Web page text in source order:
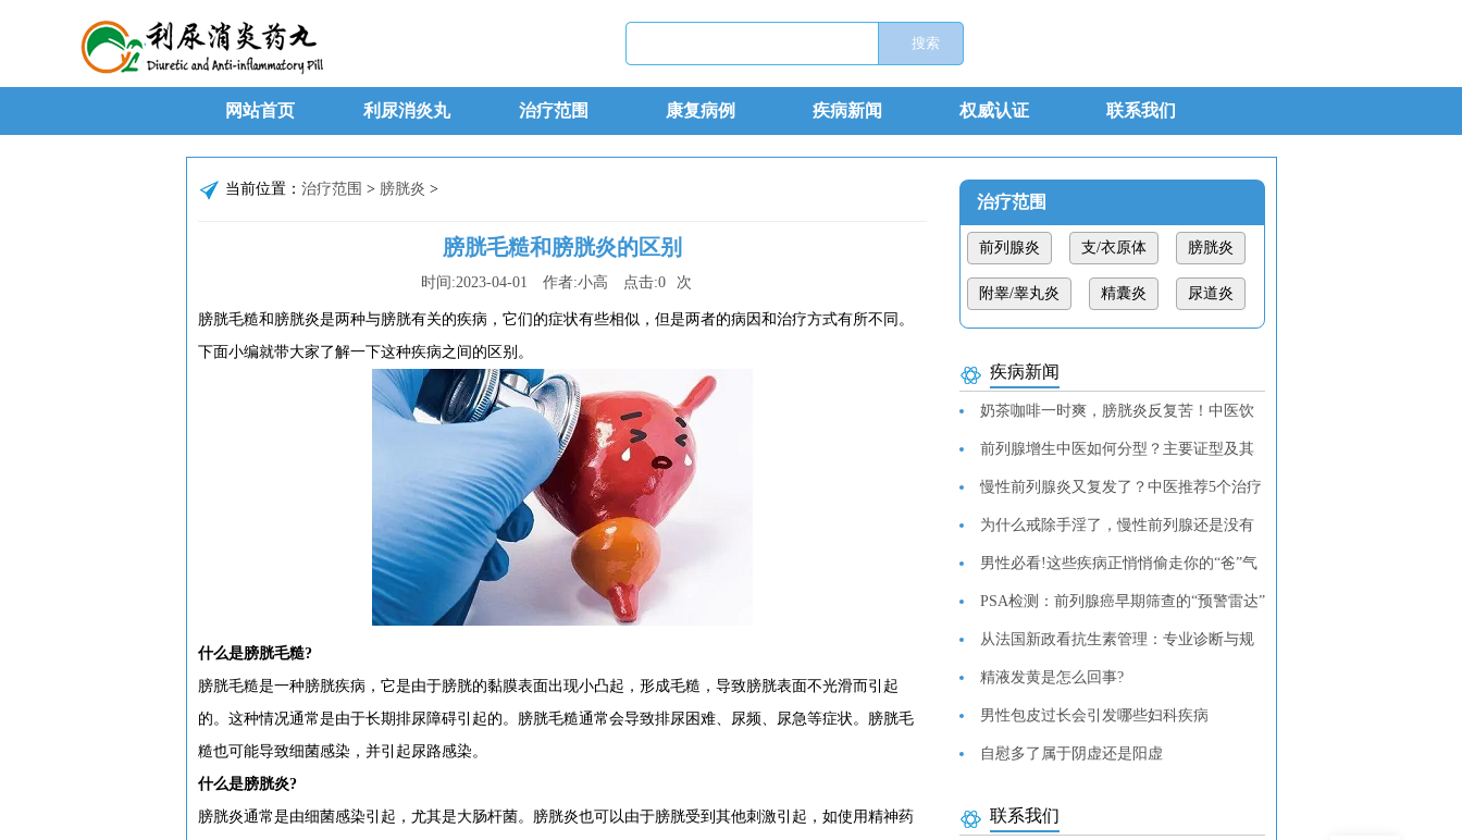
网站首页 利尿消炎丸 治疗范围 康复病例 疾病新闻 权威认证 联系我们
当前位置： 治疗范围 > 膀胱炎 >
膀胱毛糙和膀胱炎的区别
时间:2023-04-01 作者:小高 点击:0 次
膀胱毛糙和膀胱炎是两种与膀胱有关的疾病，它们的症状有些相似，但是两者的病因和治疗方式有所不同。
下面小编就带大家了解一下这种疾病之间的区别。
什么是膀胱毛糙?
膀胱毛糙是一种膀胱疾病，它是由于膀胱的黏膜表面出现小凸起，形成毛糙，导致膀胱表面不光滑而引起
的。这种情况通常是由于长期排尿障碍引起的。膀胱毛糙通常会导致排尿困难、尿频、尿急等症状。膀胱毛
糙也可能导致细菌感染，并引起尿路感染。
什么是膀胱炎?
膀胱炎通常是由细菌感染引起，尤其是大肠杆菌。膀胱炎也可以由于膀胱受到其他刺激引起，如使用精神药
治疗范围
前列腺炎 支/衣原体 膀胱炎
附睾/睾丸炎 精囊炎 尿道炎
疾病新闻
奶茶咖啡一时爽，膀胱炎反复苦！中医饮
食调理教你找回清爽！
前列腺增生中医如何分型？主要证型及其
诊断特征
慢性前列腺炎又复发了？中医推荐5个治疗
前列腺疾病的中药方剂
为什么戒除手淫了，慢性前列腺还是没有
好？男性必看!这些疾病正悄悄偷走你的“爸”气
PSA检测：前列腺癌早期筛查的“预警雷达”
从法国新政看抗生素管理：专业诊断与规
范使用的重要性
精液发黄是怎么回事?
男性包皮过长会引发哪些妇科疾病
自慰多了属于阴虚还是阳虚
联系我们